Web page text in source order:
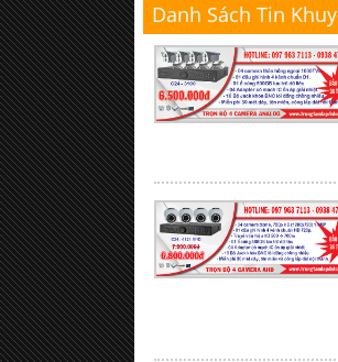
Danh Sách Tin